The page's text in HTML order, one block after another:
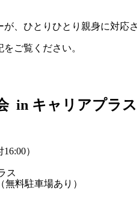
、ひとりひとり親身に対応さ
ご覧ください。
in キャリアプラス
）
ス
駐車場あり）